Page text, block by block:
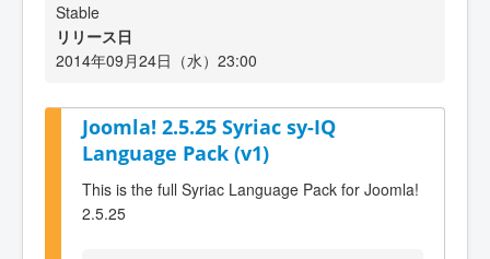
Stable
リリース日
2014年09月24日（水）23:00
Joomla! 2.5.25 Syriac sy-IQ
Language Pack (v1)
This is the full Syriac Language Pack for Joomla!
2.5.25